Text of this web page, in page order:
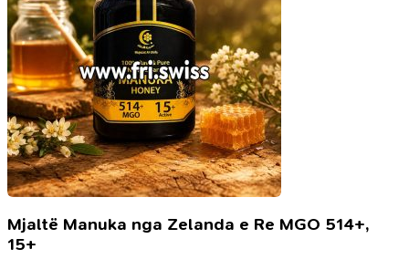
Mjaltë Manuka nga Zelanda e Re MGO 514+,
15+